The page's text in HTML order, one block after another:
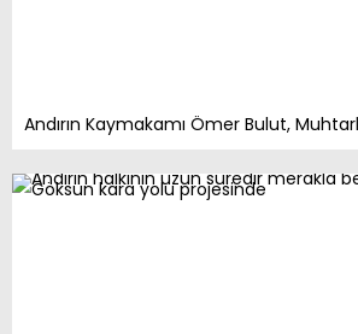
Andırın Kaymakamı Ömer Bulut,